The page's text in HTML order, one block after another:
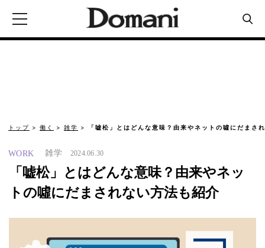
トップ 働く 雑学 「嘘松」とはどんな意味？由来やネットの噓にだまさ
WORK 雑学 2024.06.30
「嘘松」とはどんな意味？由来やネッ
トの噓にだまされない方法も紹介